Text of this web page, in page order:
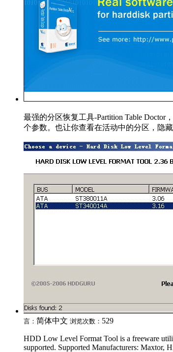
最强的分区恢复工具-Partition Table
个参数。也让你查看在活动中的分区，隐
言： 简体中文 浏览次数： 529
HDD Low Level Format Tool is a freeware
supported. Supported Manufacturers: Maxtor,